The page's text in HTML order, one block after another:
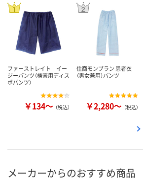
ファーストレイト イー
ジーパンツ（検査用ディス
ポパンツ）
￥134～ （税込）
住商モンブラン 患者衣
（男女兼用）パンツ
￥2,280～ （税込）
メーカーからのおすすめ商品